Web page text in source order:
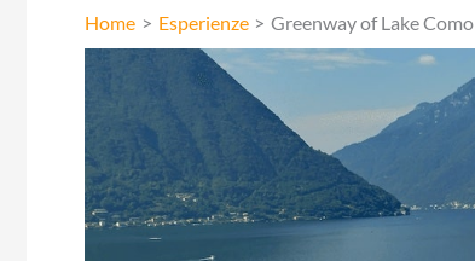
Home
Esperienze Greenway of Lake Como